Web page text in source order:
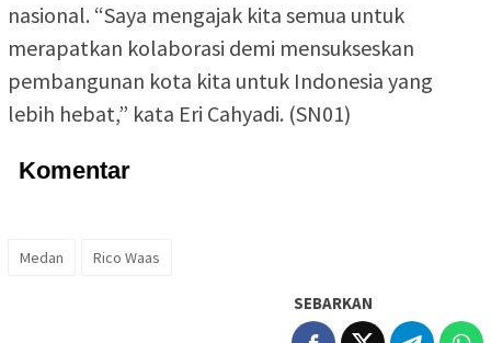
nasional. “Saya mengajak kita semua untuk
merapatkan kolaborasi demi mensukseskan
pembangunan kota kita untuk Indonesia yang
lebih hebat,” kata Eri Cahyadi. (SN01)
Komentar
Medan Rico Waas
SEBARKAN